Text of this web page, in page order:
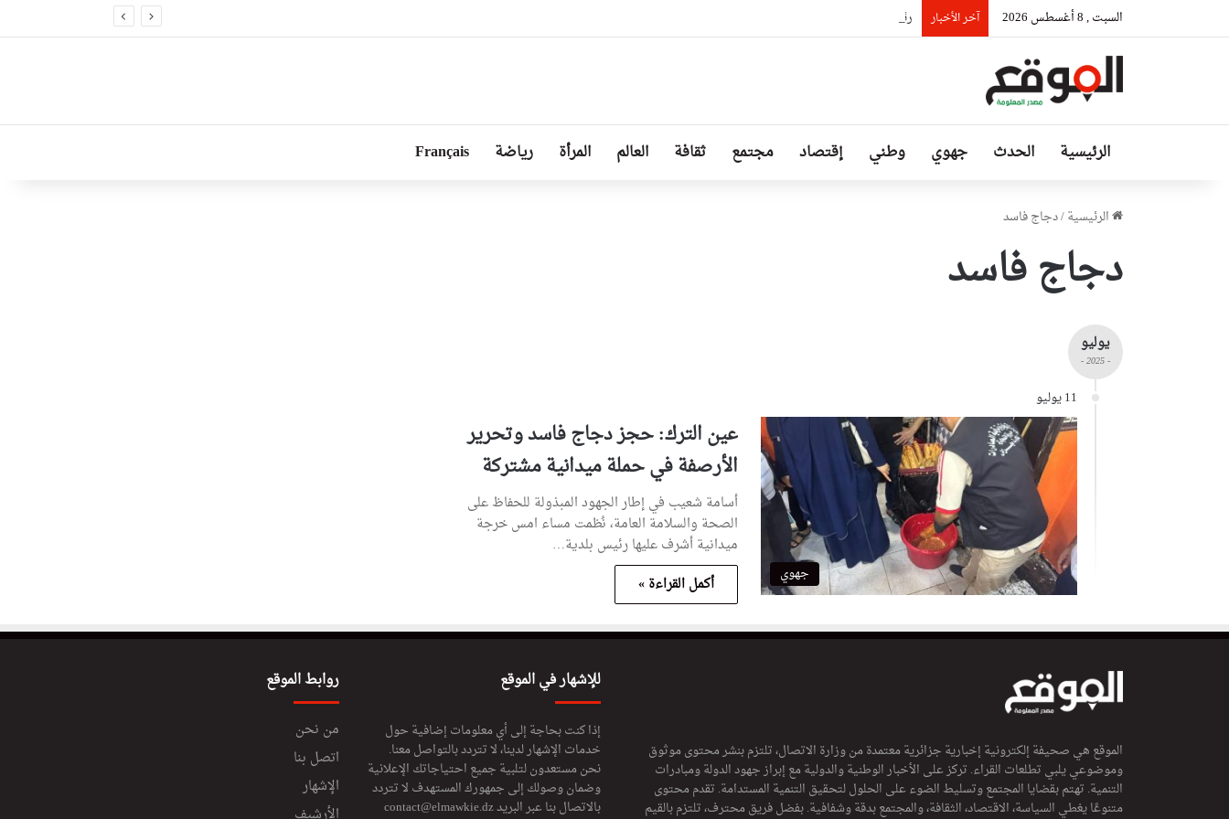
السبت , 8 أغسطس 2026 آخر الأخبار رئيس حكومة مالي: لا توجد أزمة مع الجزائر وهناك تقارب تام في وجهات النظر مع الرئيس تبون
الرئيسية الحدث جهوي وطني إقتصاد مجتمع ثقافة العالم المرأة رياضة Français
الرئيسية/دجاج فاسد
دجاج فاسد
يوليو
- 2025 -
11 يوليو
جهوي
عين الترك: حجز دجاج فاسد وتحرير
الأرصفة في حملة ميدانية مشتركة
أسامة شعيب في إطار الجهود المبذولة للحفاظ على
الصحة والسلامة العامة، نُظمت مساء امس خرجة
ميدانية أشرف عليها رئيس بلدية…
أكمل القراءة »
الموقع هي صحيفة إلكترونية إخبارية جزائرية معتمدة من وزارة الاتصال، تلتزم بنشر محتوى موثوق
وموضوعي يلبي تطلعات القراء. تركز على الأخبار الوطنية والدولية مع إبراز جهود الدولة ومبادرات
التنمية. تهتم بقضايا المجتمع وتسليط الضوء على الحلول لتحقيق التنمية المستدامة. تقدم محتوى
متنوعًا يغطي السياسة، الاقتصاد، الثقافة، والمجتمع بدقة وشفافية. بفضل فريق محترف، تلتزم بالقيم
للإشهار في الموقع
إذا كنت بحاجة إلى أي معلومات إضافية حول
خدمات الإشهار لدينا، لا تتردد بالتواصل معنا.
نحن مستعدون لتلبية جميع احتياجاتك الإعلانية
وضمان وصولك إلى جمهورك المستهدف لا تتردد
بالاتصال بنا عبر البريدcontact@elmawkie.dz
روابط الموقع
من نحن
اتصل بنا
الإشهار